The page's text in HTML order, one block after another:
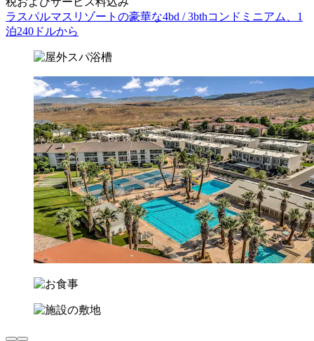
ラスパルマスリゾートの豪華な4bd / 3bthコンドミニアム、1
泊240ドルから